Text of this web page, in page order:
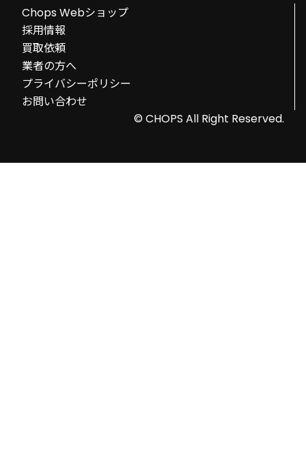
Chops Webショップ
採用情報
買取依頼
業者の方へ
プライバシーポリシー
お問い合わせ
© CHOPS All Right Reserved.